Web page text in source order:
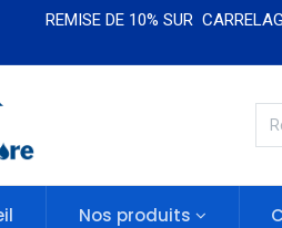
REMISE DE 10% SUR
Nos produits​​